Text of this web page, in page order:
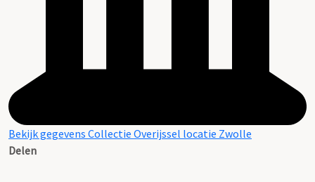
Bekijk gegevens Collectie Overijssel locatie Zwolle
Delen